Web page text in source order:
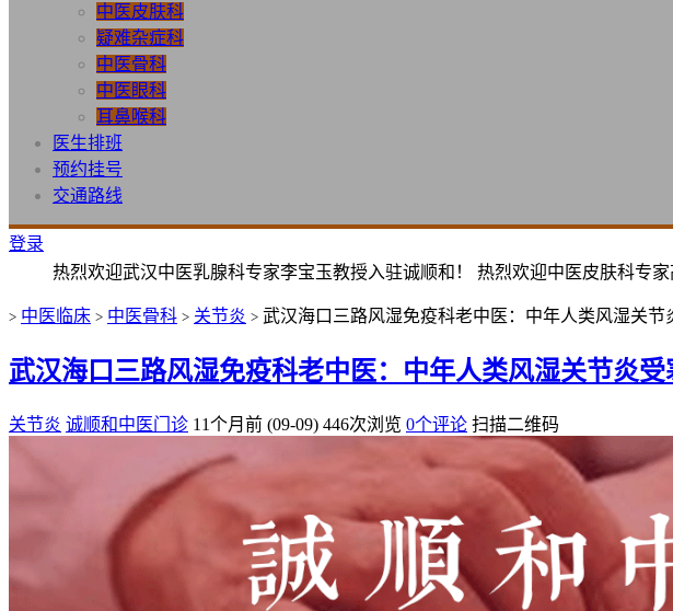
中医皮肤科
疑难杂症科
中医骨科
中医眼科
耳鼻喉科
医生排班
预约挂号
交通路线
登录
热烈欢迎武汉中医乳腺科专家李宝玉教授入驻诚顺和！ 热烈欢迎中医皮肤科专
> 中医临床 > 中医骨科 > 关节炎 > 武汉海口三路风湿免疫科老中医：中年人类风湿关节
武汉海口三路风湿免疫科老中医：中年人类风湿关节炎
关节炎 诚顺和中医门诊 11个月前 (09-09) 446次浏览 0个评论 扫描二维码